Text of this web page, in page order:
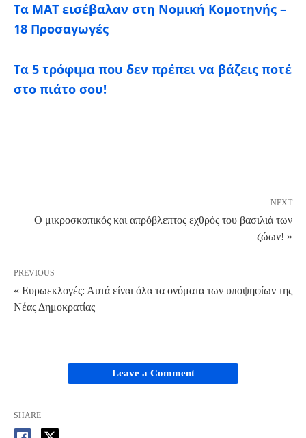
Τα ΜΑΤ εισέβαλαν στη Νομική Κομοτηνής –
18 Προσαγωγές
Τα 5 τρόφιμα που δεν πρέπει να βάζεις ποτέ
στο πιάτο σου!
NEXT
Ο μικροσκοπικός και απρόβλεπτος εχθρός του βασιλιά των
ζώων! »
PREVIOUS
« Ευρωεκλογές: Αυτά είναι όλα τα ονόματα των υποψηφίων της
Νέας Δημοκρατίας
Leave a Comment
SHARE